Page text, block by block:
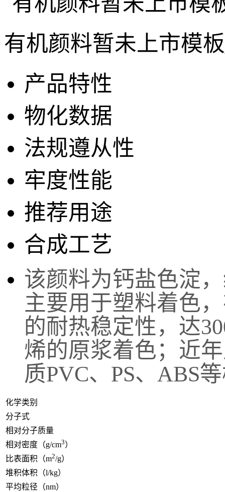
有机颜料暂未上市模
产品特性
物化数据
法规遵从性
牢度性能
推荐用途
合成工艺
该颜料为钙盐色淀
主要用于塑料着色
的耐热稳定性，达
烯的原浆着色；近
质PVC、PS、ABS
化学类别
分子式
相对分子质量
相对密度（g/cm3）
比表面积（m2/g）
堆积体积（l/kg）
平均粒径（nm）